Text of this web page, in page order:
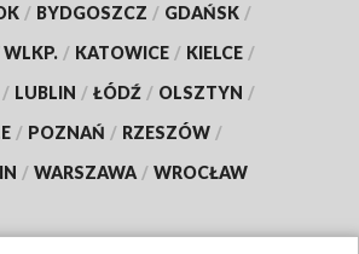
/ BYDGOSZCZ / GDAŃSK /
/ KATOWICE / KIELCE /
/ LUBLIN / ŁÓDŹ / OLSZTYN /
/ POZNAŃ / RZESZÓW /
/ WARSZAWA / WROCŁAW